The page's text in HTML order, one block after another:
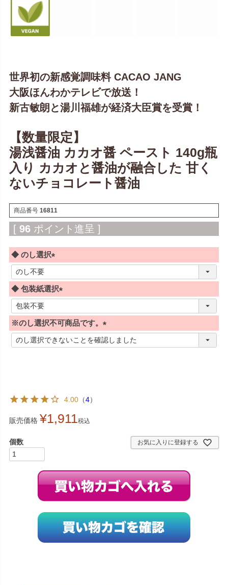
世界初の新感覚調味料 CACAO JANG
大阪ほんわかテレビで放送！
新古敏朗と湯川福雄が経済大臣賞を受賞！
【数量限定】
湯浅醤油 カカオ醤 ペースト 140g瓶
入り カカオと醤油が融合した 甘く
ないチョコレート醤油
商品番号 16811
[ 96 ポイント進呈 ]
◆ のし選択
必
須
◆ 包装紙選択
必
須
)
※のし選択不可商品です。
(
必
4.00 （4）
販売価格 ¥1,911 税込
お気に入りに登録する